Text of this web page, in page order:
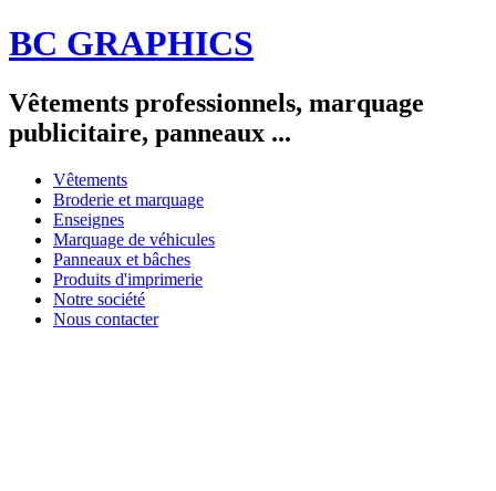
BC GRAPHICS
Vêtements professionnels, marquage
publicitaire, panneaux ...
Vêtements
Broderie et marquage
Enseignes
Marquage de véhicules
Panneaux et bâches
Produits d'imprimerie
Notre société
Nous contacter